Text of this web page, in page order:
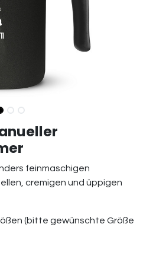
feinmaschigen
cremigen und üppigen
(bitte gewünschte Größe